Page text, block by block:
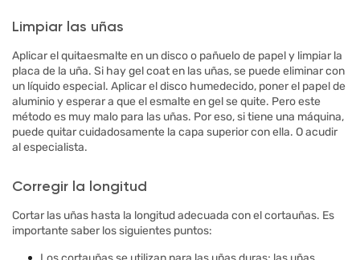
Limpiar las uñas
Aplicar el quitaesmalte en un disco o pañuelo de papel y limpiar la
placa de la uña. Si hay gel coat en las uñas, se puede eliminar con
un líquido especial. Aplicar el disco humedecido, poner el papel de
aluminio y esperar a que el esmalte en gel se quite. Pero este
método es muy malo para las uñas. Por eso, si tiene una máquina,
puede quitar cuidadosamente la capa superior con ella. O acudir
al especialista.
Corregir la longitud
Cortar las uñas hasta la longitud adecuada con el cortauñas. Es
importante saber los siguientes puntos: